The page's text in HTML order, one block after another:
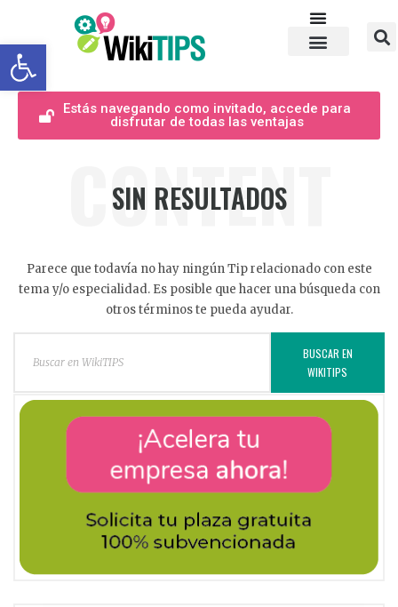
Abrir barra de herramientas
Estás navegando como invitado, accede para
disfrutar de todas las ventajas
CONTENT
SIN RESULTADOS
Parece que todavía no hay ningún Tip relacionado con este
tema y/o especialidad. Es posible que hacer una búsqueda con
otros términos te pueda ayudar.
BUSCAR EN
WIKITIPS